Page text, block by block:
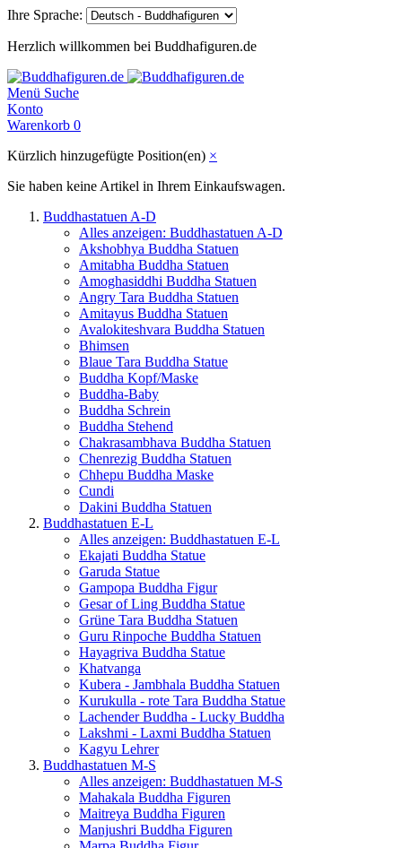
Ihre Sprache:
Herzlich willkommen bei Buddhafiguren.de
Menü Suche
Konto
Warenkorb 0
Kürzlich hinzugefügte Position(en) ×
Sie haben keine Artikel in Ihrem Einkaufswagen.
Buddhastatuen A-D
Alles anzeigen: Buddhastatuen A-D
Akshobhya Buddha Statuen
Amitabha Buddha Statuen
Amoghasiddhi Buddha Statuen
Angry Tara Buddha Statuen
Amitayus Buddha Statuen
Avalokiteshvara Buddha Statuen
Bhimsen
Blaue Tara Buddha Statue
Buddha Kopf/Maske
Buddha-Baby
Buddha Schrein
Buddha Stehend
Chakrasambhava Buddha Statuen
Chenrezig Buddha Statuen
Chhepu Buddha Maske
Cundi
Dakini Buddha Statuen
Buddhastatuen E-L
Alles anzeigen: Buddhastatuen E-L
Ekajati Buddha Statue
Garuda Statue
Gampopa Buddha Figur
Gesar of Ling Buddha Statue
Grüne Tara Buddha Statuen
Guru Rinpoche Buddha Statuen
Hayagriva Buddha Statue
Khatvanga
Kubera - Jambhala Buddha Statuen
Kurukulla - rote Tara Buddha Statue
Lachender Buddha - Lucky Buddha
Lakshmi - Laxmi Buddha Statuen
Kagyu Lehrer
Buddhastatuen M-S
Alles anzeigen: Buddhastatuen M-S
Mahakala Buddha Figuren
Maitreya Buddha Figuren
Manjushri Buddha Figuren